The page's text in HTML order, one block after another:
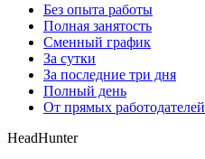
Без опыта работы
Полная занятость
Сменный график
За сутки
За последние три дня
Полный день
От прямых работодателей
HeadHunter